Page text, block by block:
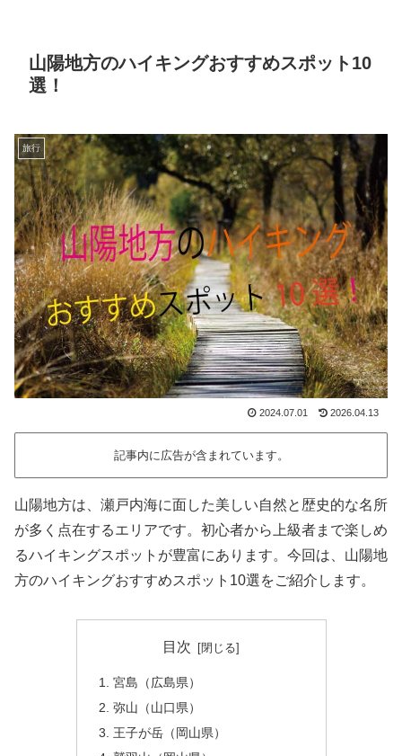
山陽地方のハイキングおすすめスポット10
選！
旅行
2024.07.01 2026.04.13
記事内に広告が含まれています。
山陽地方は、瀬戸内海に面した美しい自然と歴史的な名所
が多く点在するエリアです。初心者から上級者まで楽しめ
るハイキングスポットが豊富にあります。今回は、山陽地
方のハイキングおすすめスポット10選をご紹介します。
目次
宮島（広島県）
弥山（山口県）
王子が岳（岡山県）